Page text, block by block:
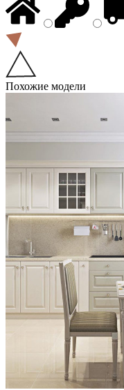
Похожие модели